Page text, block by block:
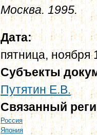
Москва. 1995.
Дата:
пятница, ноября
Субъекты
Путятин Е.В.
Связанный
Россия
Япония